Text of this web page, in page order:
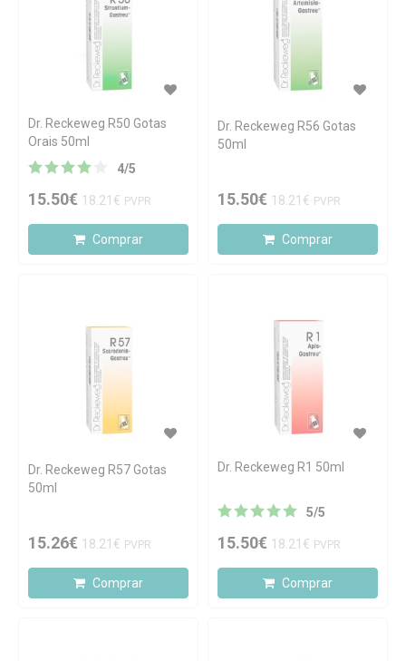
Dr. Reckeweg R50 Gotas
Orais 50ml
4/5
15.50€ 18.21€ PVPR
Comprar
Dr. Reckeweg R56 Gotas
50ml
15.50€ 18.21€ PVPR
Comprar
Dr. Reckeweg R57 Gotas
50ml
15.26€ 18.21€ PVPR
Comprar
Dr. Reckeweg R1 50ml
5/5
15.50€ 18.21€ PVPR
Comprar